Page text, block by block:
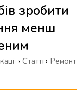
зробити
менш
› Статті › Ремонт